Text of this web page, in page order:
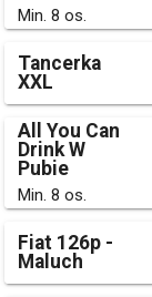
Min. 8 os.
Tancerka
XXL
All You Can
Drink W
Pubie
Min. 8 os.
Fiat 126p -
Maluch